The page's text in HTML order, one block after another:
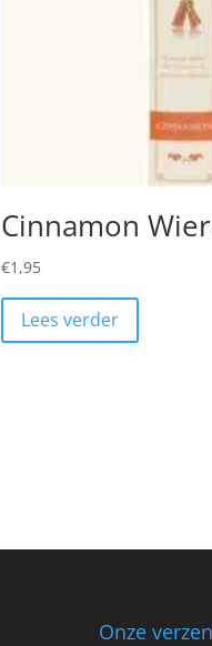
Cinnamon
€1,95
Lees verder
Onze